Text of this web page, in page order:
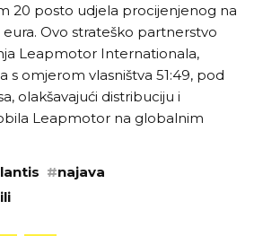
20 posto udjela procijenjenog na
eura. Ovo strateško partnerstvo
Leapmotor Internationala,
s omjerom vlasništva 51:49, pod
olakšavajući distribuciju i
Leapmotor na globalnim
#najava